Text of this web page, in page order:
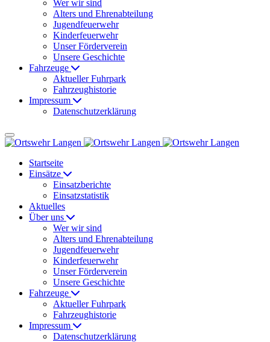
Wer wir sind
Alters und Ehrenabteilung
Jugendfeuerwehr
Kinderfeuerwehr
Unser Förderverein
Unsere Geschichte
Fahrzeuge
Aktueller Fuhrpark
Fahrzeughistorie
Impressum
Datenschutzerklärung
Startseite
Einsätze
Einsatzberichte
Einsatzstatistik
Aktuelles
Über uns
Wer wir sind
Alters und Ehrenabteilung
Jugendfeuerwehr
Kinderfeuerwehr
Unser Förderverein
Unsere Geschichte
Fahrzeuge
Aktueller Fuhrpark
Fahrzeughistorie
Impressum
Datenschutzerklärung